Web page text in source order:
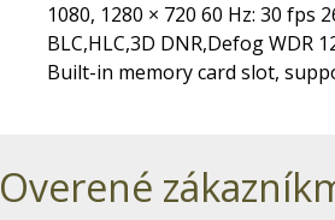
1080, 1280 × 720 60 Hz: 30 fps
BLC,HLC,3D DNR,Defog WDR
Built-in memory card slot,
Overené